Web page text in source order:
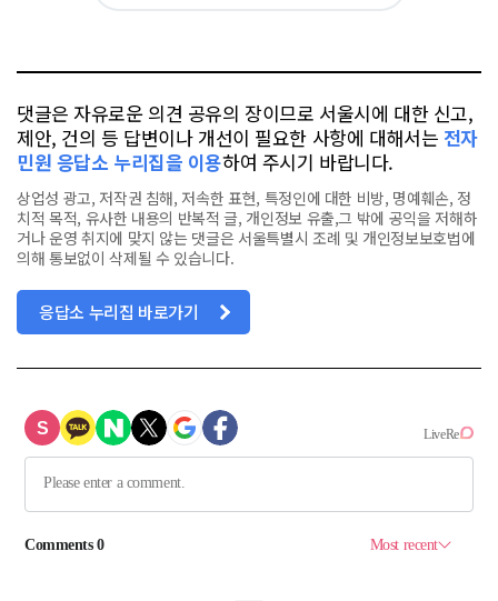
댓글은 자유로운 의견 공유의 장이므로 서울시에 대한 신고,
제안, 건의 등 답변이나 개선이 필요한 사항에 대해서는 전자
민원 응답소 누리집을 이용하여 주시기 바랍니다.
상업성 광고, 저작권 침해, 저속한 표현, 특정인에 대한 비방, 명예훼손, 정
치적 목적, 유사한 내용의 반복적 글, 개인정보 유출,그 밖에 공익을 저해하
거나 운영 취지에 맞지 않는 댓글은 서울특별시 조례 및 개인정보보호법에
의해 통보없이 삭제될 수 있습니다.
응답소 누리집 바로가기